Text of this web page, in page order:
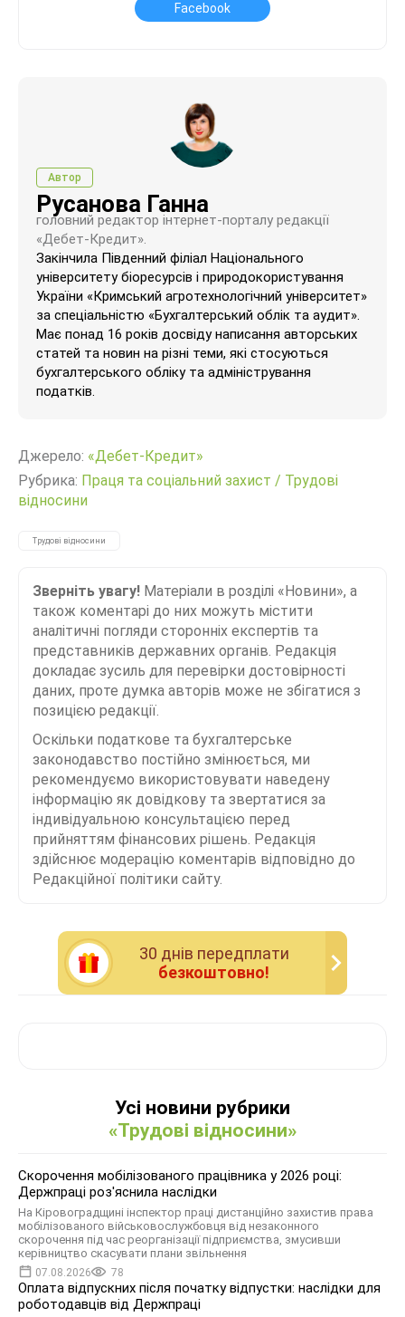
Facebook
Автор
Русанова Ганна
головний редактор інтернет-порталу редакції
«Дебет-Кредит».
Закінчила Південний філіал Національного
університету біоресурсів і природокористування
України «Кримський агротехнологічний університет»
за спеціальністю «Бухгалтерський облік та аудит».
Має понад 16 років досвіду написання авторських
статей та новин на різні теми, які стосуються
бухгалтерського обліку та адміністрування
податків.
Джерело: «Дебет-Кредит»
Рубрика: Праця та соціальний захист / Трудові
відносини
Трудові відносини
Зверніть увагу! Матеріали в розділі «Новини», а
також коментарі до них можуть містити
аналітичні погляди сторонніх експертів та
представників державних органів. Редакція
докладає зусиль для перевірки достовірності
даних, проте думка авторів може не збігатися з
позицією редакції.
Оскільки податкове та бухгалтерське
законодавство постійно змінюється, ми
рекомендуємо використовувати наведену
інформацію як довідкову та звертатися за
індивідуальною консультацією перед
прийняттям фінансових рішень. Редакція
здійснює модерацію коментарів відповідно до
Редакційної політики сайту.
30 днiв передплати
безкоштовно!
Усі новини рубрики
«Трудові відносини»
Скорочення мобілізованого працівника у 2026 році:
Держпраці роз'яснила наслідки
На Кіровоградщині інспектор праці дистанційно захистив права
мобілізованого військовослужбовця від незаконного
скорочення під час реорганізації підприємства, змусивши
керівництво скасувати плани звільнення
07.08.2026 78
Оплата відпускних після початку відпустки: наслідки для
роботодавців від Держпраці